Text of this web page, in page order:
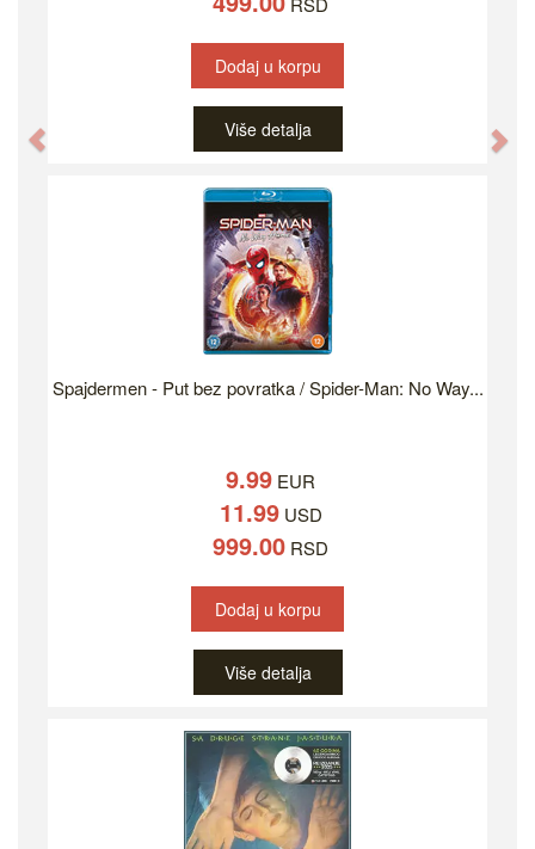
Dodaj u korpu
Više detalja
Spajdermen - Put bez povratka / Spider-Man: No Way...
9.99 EUR
11.99USD
999.00 RSD
Dodaj u korpu
Više detalja